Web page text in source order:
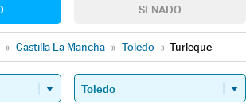
SENADO
» Castilla La Mancha » Toledo » Turleque